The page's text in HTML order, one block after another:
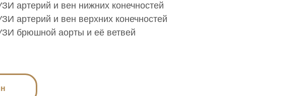
артерий и вен нижних конечностей
артерий и вен верхних конечностей
брюшной аорты и её ветвей